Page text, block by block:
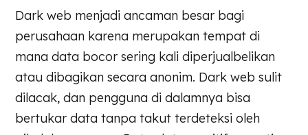
Dark web menjadi ancaman besar bagi
perusahaan karena merupakan tempat di
mana data bocor sering kali diperjualbelikan
atau dibagikan secara anonim. Dark web sulit
dilacak, dan pengguna di dalamnya bisa
bertukar data tanpa takut terdeteksi oleh